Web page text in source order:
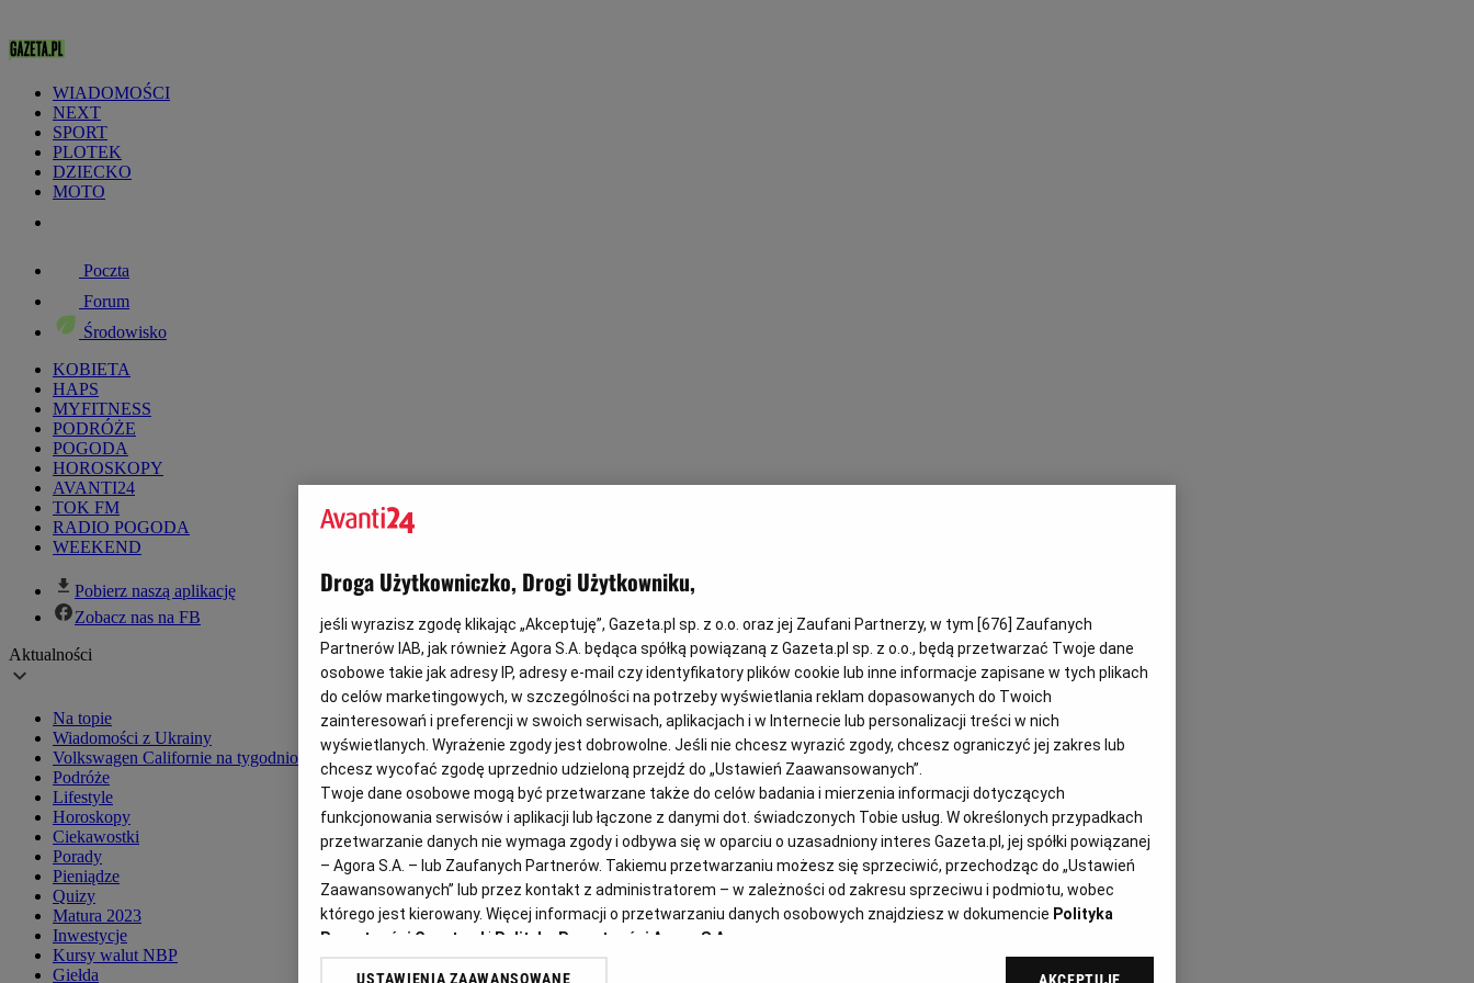
WIADOMOŚCI
NEXT
SPORT
PLOTEK
DZIECKO
MOTO
Poczta
Forum
Środowisko
KOBIETA
HAPS
MYFITNESS
PODRÓŻE
POGODA
HOROSKOPY
AVANTI24
TOK FM
RADIO POGODA
WEEKEND
Pobierz naszą aplikację
Zobacz nas na FB
Aktualności
Na topie
Wiadomości z Ukrainy
Volkswagen Californie na tygodniowe jazdy próbne
Podróże
Lifestyle
Horoskopy
Ciekawostki
Porady
Pieniądze
Quizy
Matura 2023
Inwestycje
Kursy walut NBP
Giełda
Droga Użytkowniczko, Drogi Użytkowniku,
jeśli wyrazisz zgodę klikając „Akceptuję”, Gazeta.pl sp. z o.o. oraz jej Zaufani Partnerzy, w tym [676] Zaufanych
Partnerów IAB, jak również Agora S.A. będąca spółką powiązaną z Gazeta.pl sp. z o.o., będą przetwarzać Twoje dane
osobowe takie jak adresy IP, adresy e-mail czy identyfikatory plików cookie lub inne informacje zapisane w tych plikach
do celów marketingowych, w szczególności na potrzeby wyświetlania reklam dopasowanych do Twoich
zainteresowań i preferencji w swoich serwisach, aplikacjach i w Internecie lub personalizacji treści w nich
wyświetlanych. Wyrażenie zgody jest dobrowolne. Jeśli nie chcesz wyrazić zgody, chcesz ograniczyć jej zakres lub
chcesz wycofać zgodę uprzednio udzieloną przejdź do „Ustawień Zaawansowanych”.
Twoje dane osobowe mogą być przetwarzane także do celów badania i mierzenia informacji dotyczących
funkcjonowania serwisów i aplikacji lub łączone z danymi dot. świadczonych Tobie usług. W określonych przypadkach
przetwarzanie danych nie wymaga zgody i odbywa się w oparciu o uzasadniony interes Gazeta.pl, jej spółki powiązanej
– Agora S.A. – lub Zaufanych Partnerów. Takiemu przetwarzaniu możesz się sprzeciwić, przechodząc do „Ustawień
Zaawansowanych” lub przez kontakt z administratorem – w zależności od zakresu sprzeciwu i podmiotu, wobec
którego jest kierowany. Więcej informacji o przetwarzaniu danych osobowych znajdziesz w dokumencie Polityka
Prywatności Gazeta.pl i Polityka Prywatności Agora S.A.
USTAWIENIA ZAAWANSOWANE AKCEPTUJĘ